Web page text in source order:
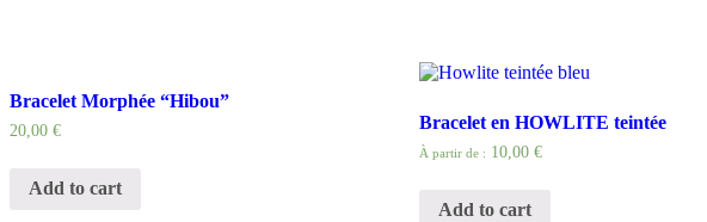
Bracelet Morphée “Hibou”
20,00 €
Add to cart
Bracelet en HOWLITE teintée
À partir de : 10,00 €
Add to cart